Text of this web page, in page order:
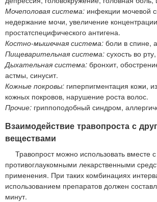
Мочеполовая система: инфекции мочевой
недержание мочи, увеличение концентрации
простатспецифического антигена.
Костно-мышечная система: боли в спине,
Пищеварительная система: сухость во
Дыхательная система: бронхит,
астмы, синусит.
Кожные покровы: гиперпигментация кожи,
кожных покровов, нарушение роста волос.
Прочие: гриппоподобный синдром,
Взаимодействие травопроста с
веществами
Травопрост можно использовать вместе
противоглаукомными лекарственными
применения. При таких комбинациях
использованием препаратов должен
минут.